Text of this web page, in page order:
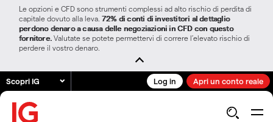
Le opzioni e CFD sono strumenti complessi ad alto rischio di perdita di
capitale dovuto alla leva. 72% di conti di investitori al dettaglio
perdono denaro a causa delle negoziazioni in CFD con questo
fornitore. Valutate se potete permettervi di correre l’elevato rischio di
perdere il vostro denaro.
Scopri IG Log in Apri un conto reale